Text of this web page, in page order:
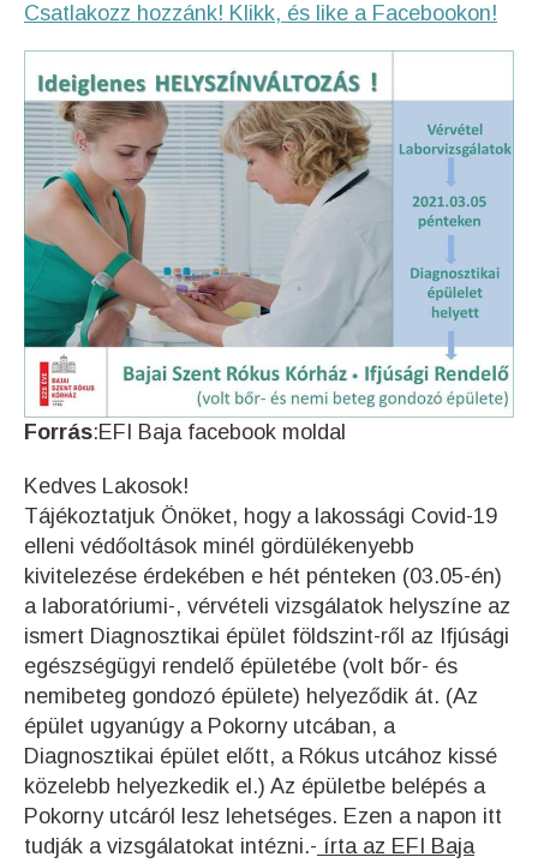
Csatlakozz hozzánk! Klikk, és like a Facebookon!
Forrás:EFI Baja facebook moldal
Kedves Lakosok!
Tájékoztatjuk Önöket, hogy a lakossági Covid-19
elleni védőoltások minél gördülékenyebb
kivitelezése érdekében e hét pénteken (03.05-én)
a laboratóriumi-, vérvételi vizsgálatok helyszíne az
ismert Diagnosztikai épület földszint-ről az Ifjúsági
egészségügyi rendelő épületébe (volt bőr- és
nemibeteg gondozó épülete) helyeződik át. (Az
épület ugyanúgy a Pokorny utcában, a
Diagnosztikai épület előtt, a Rókus utcához kissé
közelebb helyezkedik el.) Az épületbe belépés a
Pokorny utcáról lesz lehetséges. Ezen a napon itt
tudják a vizsgálatokat intézni.- írta az EFI Baja